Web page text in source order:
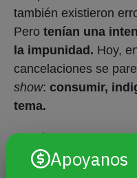
Apoyanos
también existieron
Pero tenían una
la impunidad. Hoy,
cancelaciones se
show: consumir,
tema.
Quizás la pregunta
es “¿a quién funar o